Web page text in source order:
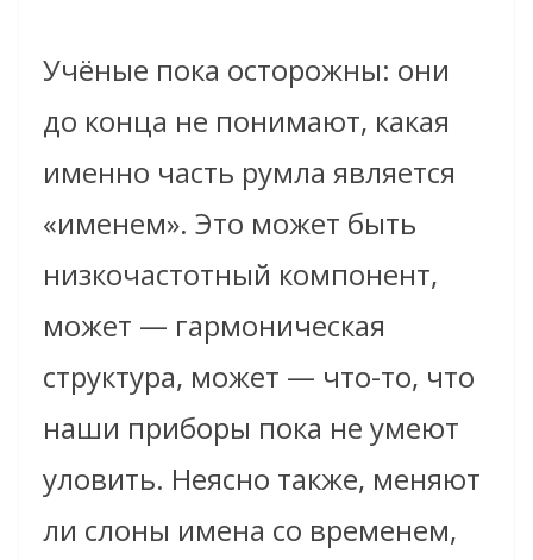
Учёные пока осторожны: они
до конца не понимают, какая
именно часть румла является
«именем». Это может быть
низкочастотный компонент,
может — гармоническая
структура, может — что-то, что
наши приборы пока не умеют
уловить. Неясно также, меняют
ли слоны имена со временем,